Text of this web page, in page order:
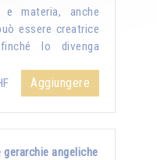
materia, anche
essere creatrice
lo divenga
Aggiungere
angeliche